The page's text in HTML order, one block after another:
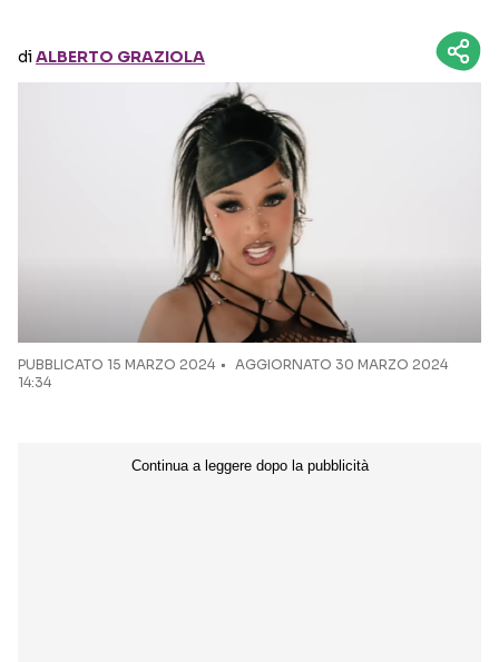
diALBERTO GRAZIOLA
PUBBLICATO 15 MARZO 2024
AGGIORNATO 30 MARZO 2024
14:34